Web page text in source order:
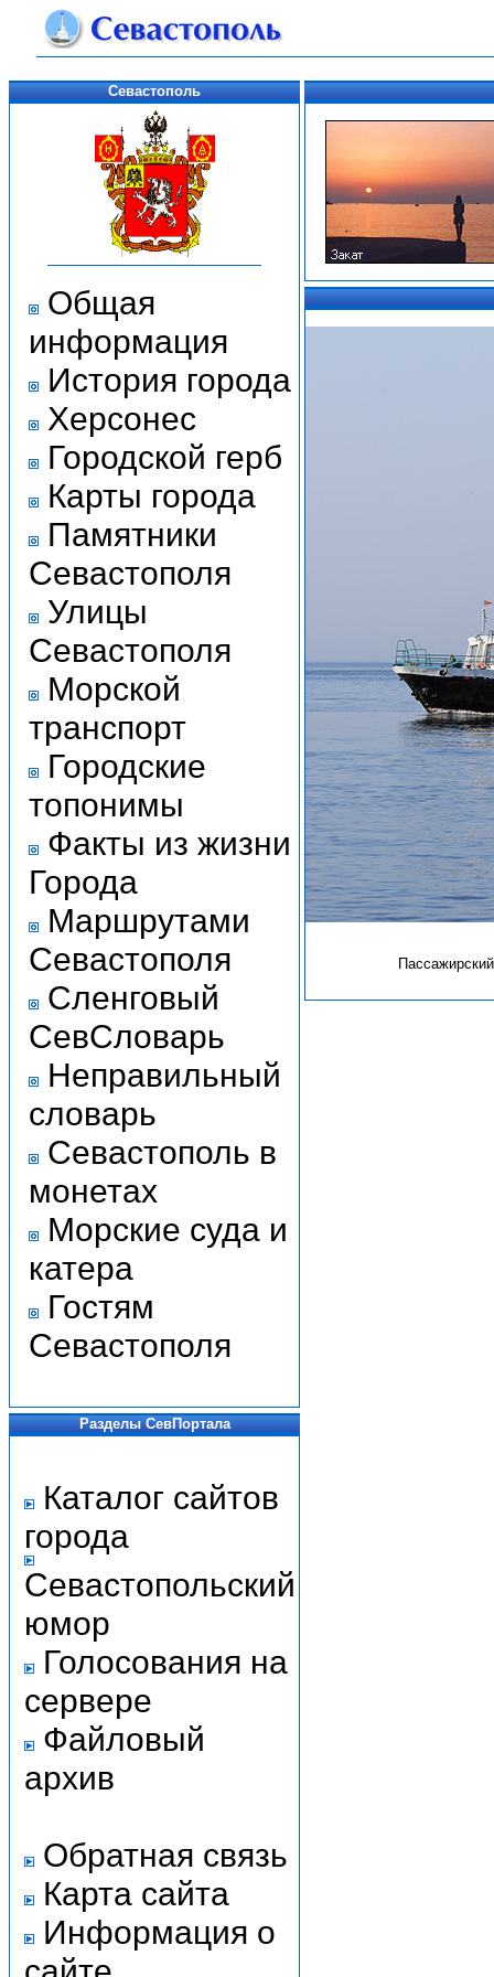
Севастополь
Общая
информация
История города
Херсонес
Городской герб
Карты города
Памятники
Севастополя
Улицы
Севастополя
Морской
транспорт
Городские
топонимы
Факты из жизни
Города
Маршрутами
Севастополя
Сленговый
СевСловарь
Неправильный
словарь
Севастополь в
монетах
Морские суда и
катера
Гостям
Севастополя
Разделы СевПортала
Каталог сайтов
города
Севастопольский
юмор
Голосования на
сервере
Файловый
архив
Обратная связь
Карта сайта
Информация о